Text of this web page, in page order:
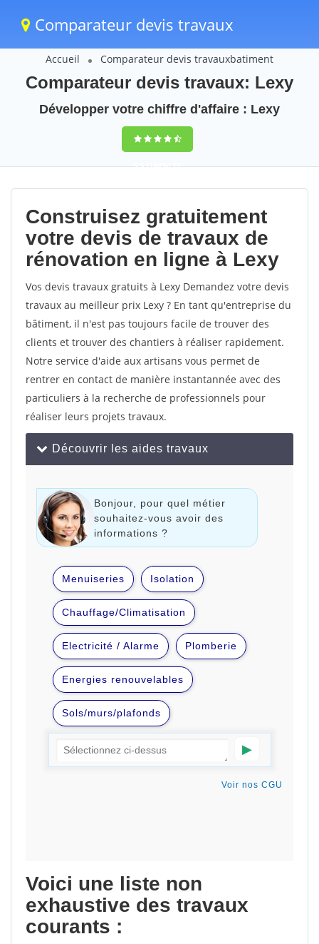
Comparateur devis travaux
Accueil Comparateur devis travauxbatiment
Comparateur devis travaux: Lexy
Développer votre chiffre d'affaire : Lexy
9,5(100%)77
votes
Construisez gratuitement
votre devis de travaux de
rénovation en ligne à Lexy
Vos devis travaux gratuits à Lexy Demandez votre devis
travaux au meilleur prix Lexy ? En tant qu'entreprise du
bâtiment, il n'est pas toujours facile de trouver des
clients et trouver des chantiers à réaliser rapidement.
Notre service d'aide aux artisans vous permet de
rentrer en contact de manière instantannée avec des
particuliers à la recherche de professionnels pour
réaliser leurs projets travaux.
Voici une liste non
exhaustive des travaux
courants :